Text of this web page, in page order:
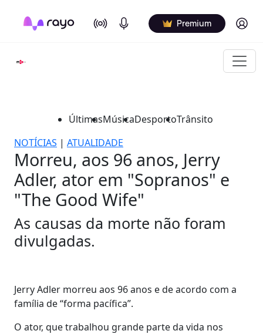
On Air Podcasts Premium Log in
ÚltimasMúsicaDesportoTrânsito
NOTÍCIAS | ATUALIDADE
Morreu, aos 96 anos, Jerry
Adler, ator em "Sopranos" e
"The Good Wife"
As causas da morte não foram
divulgadas.
Jerry Adler morreu aos 96 anos e de acordo com a
família de “forma pacífica”.
O ator, que trabalhou grande parte da vida nos